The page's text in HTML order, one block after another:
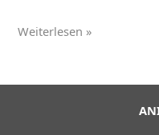
DLD
Weiterlesen »